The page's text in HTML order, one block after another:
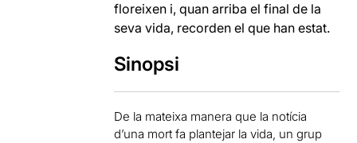
floreixen i, quan arriba el final de la
seva vida, recorden el que han estat.
Sinopsi
De la mateixa manera que la notícia
d’una mort fa plantejar la vida, un grup